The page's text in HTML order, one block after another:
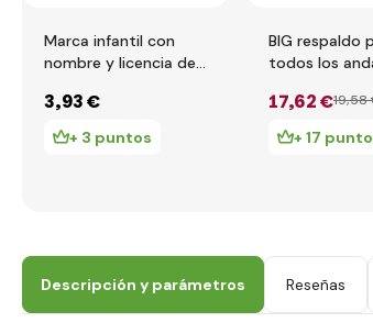
Marca infantil con
nombre y licencia de
correpasillos BIG New
& Classic
3,93 €
+ 3 puntos
BIG respaldo
todos los
correpasillos
17,62 €19,58
+ 17
Descripción y parámetros Reseñas